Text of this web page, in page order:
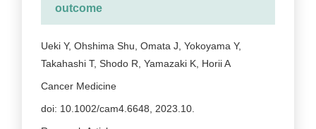
outcome
Ueki Y, Ohshima Shu, Omata J, Yokoyama Y,
Takahashi T, Shodo R, Yamazaki K, Horii A
Cancer Medicine
doi: 10.1002/cam4.6648, 2023.10.